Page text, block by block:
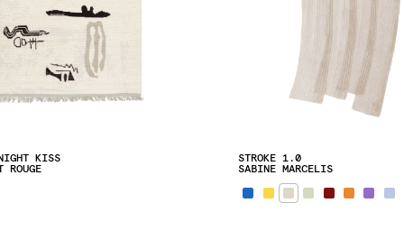
KISS
ROUGE
STROKE 1.0
SABINE MARCELIS